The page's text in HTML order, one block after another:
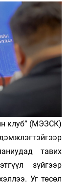
клуб” (МЭЗСК)
тавих
зүйгээр
Уг төсөл